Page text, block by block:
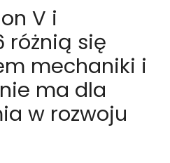
V i
różnią się
mechaniki i
ma dla
w rozwoju